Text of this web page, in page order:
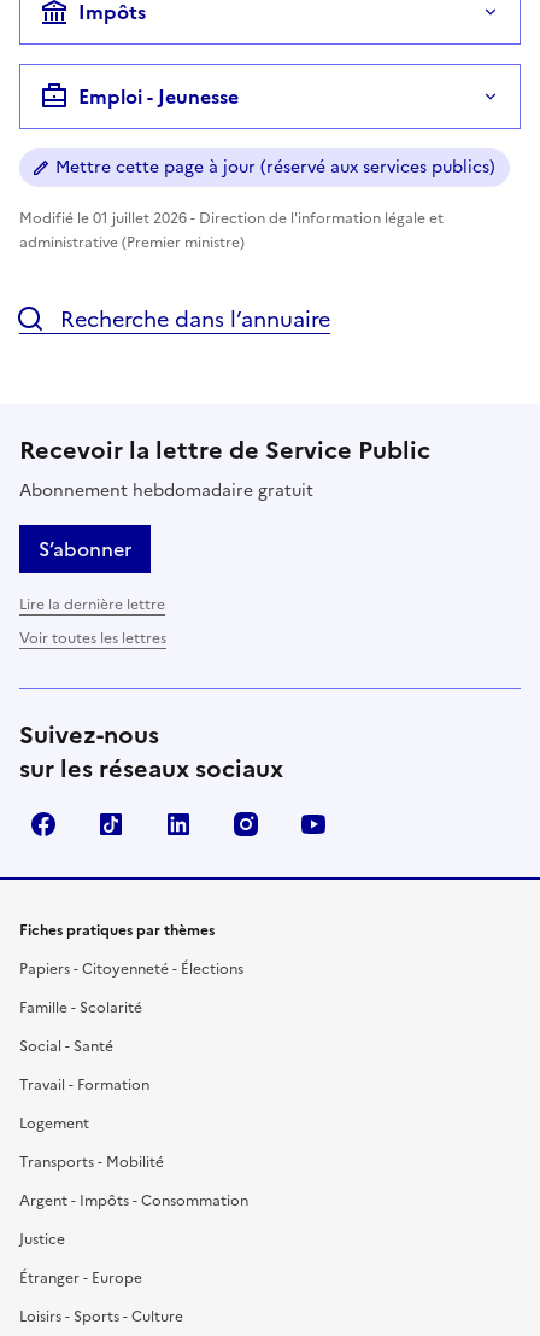
Impôts
Emploi - Jeunesse
Mettre cette page à jour (réservé aux services publics)
Modifié le 01 juillet 2026 - Direction de l'information légale et
administrative (Premier ministre)
Recherche dans l’annuaire
Recevoir la lettre de Service Public
Abonnement hebdomadaire gratuit
S’abonner
Lire la dernière lettre
Voir toutes les lettres
Suivez-nous
sur les réseaux sociaux
FacebookTikTok LinkedIn Instagram
Fiches pratiques par thèmes
Papiers - Citoyenneté - Élections
Famille - Scolarité
Social - Santé
Travail - Formation
Logement
Transports - Mobilité
Argent - Impôts - Consommation
Justice
Étranger - Europe
Loisirs - Sports - Culture